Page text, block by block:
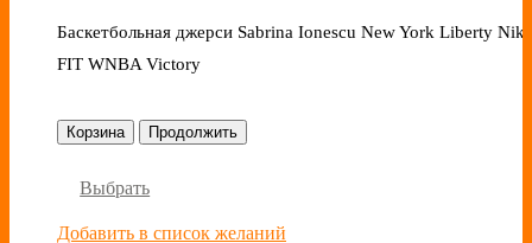
Баскетбольная джерси Sabrina Ionescu New York Liberty
FIT WNBA Victory
Корзина Продолжить
Выбрать
Добавить в список желаний